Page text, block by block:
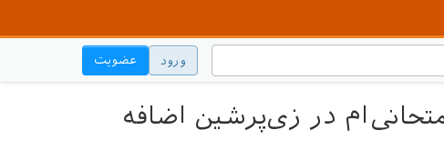
ورود عضویت
در زی‌پرشین اضافه